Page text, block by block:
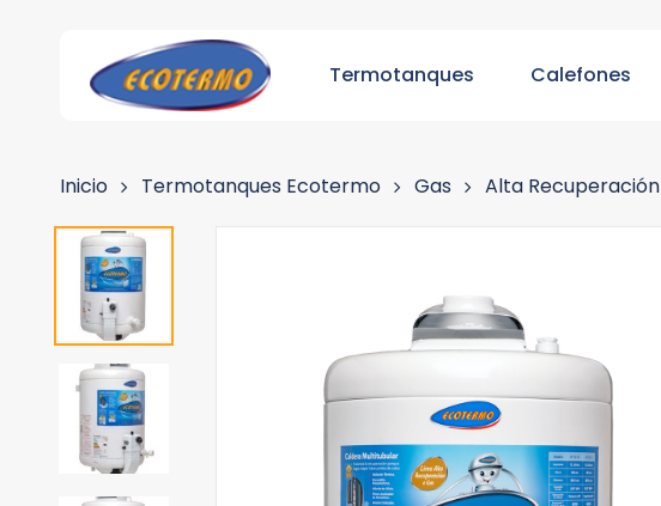
Presiona ENTER para iniciar la búsqueda o ESC para salir
Termotanques Calefones
Inicio Termotanques Ecotermo Gas Alta Recuperación